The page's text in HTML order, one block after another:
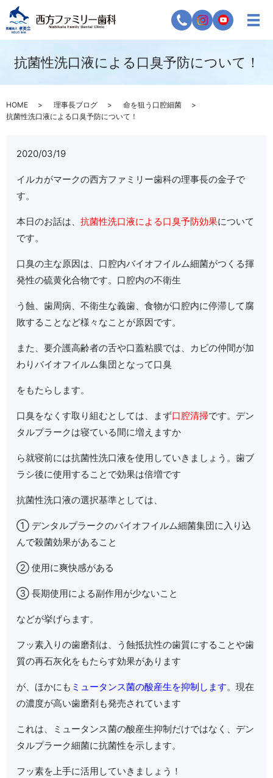
抗菌性洗口液による口臭予防について！
HOME 理事長ブログ
命を狙う口腔細菌
抗菌性洗口液による口臭予防について！
2020/03/19
イルカがマークの西方ファミリー歯科の理事長の金子で
す。
本日のお話は、抗菌性洗口液による口臭予防効果について
です。
口臭の主な原因は、口腔内バイオフイルム細菌がつくる揮
発性の硫黄化合物です。口腔内の不衛生
う蝕、歯周病、不衛生な義歯、食物が口腔内に停滞して腐
敗することなど様々なことが原因です。
また、要介護高齢者の舌や口蓋粘膜では、カビの仲間が加
わりバイオフイルム集団となって口臭
をもたらします。
口臭をなくす取り組むとしては、まず口腔清掃です。デン
タルプラークは寝ている間に増えますか
ら就寝前には抗菌性洗口液を使用していきましょう。歯ブ
ラシ後に使用することで効果は倍増です
抗菌性洗口液の選択基準としては、
① デンタルプラークのバイオフイルム細菌集団に入り込
んで殺菌効果があること
② 使用に爽快感がある
③ 長期使用による副作用が少ないこと
などが挙げらます。
フッ素入りの歯磨剤は、う蝕抵抗性の歯質にすることや歯
質の再石灰化をもたらす効果があります
が、ほかにも ミュータンス菌の酸産生を抑制します。現在
の濃度が高い歯磨剤も発売されています
これは、ミュータンス菌の酸産生抑制だけではなく、デン
タルプラーク細菌に抗菌性を示します。
フッ素を上手に活用していきましょう！